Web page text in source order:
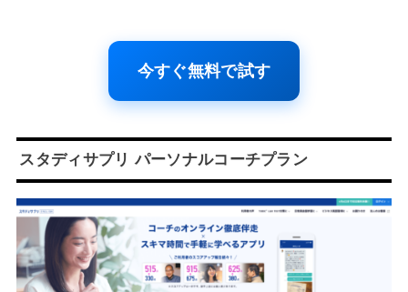
今すぐ無料で試す
スタディサプリ パーソナルコーチプラン